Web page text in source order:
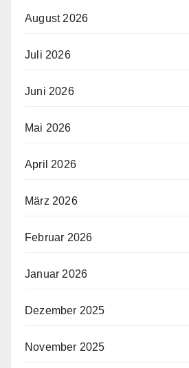
August 2026
Juli 2026
Juni 2026
Mai 2026
April 2026
März 2026
Februar 2026
Januar 2026
Dezember 2025
November 2025